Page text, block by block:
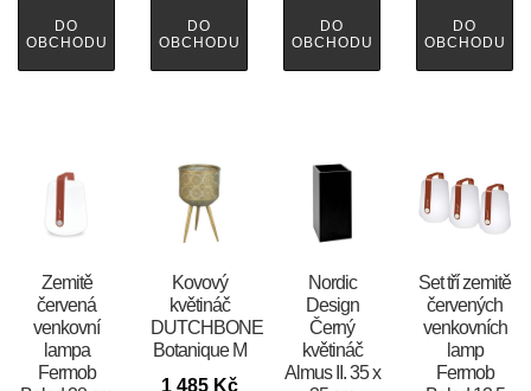
DO
OBCHODU
DO
OBCHODU
DO
OBCHODU
DO
OBCHODU
Zemitě
červená
venkovní
lampa
Fermob
Kovový
květináč
DUTCHBONE
Botanique M
1 485 Kč
Nordic
Design
Černý
květináč
Almus II. 35 x
Set tří zemitě
červených
venkovních
lamp
Fermob